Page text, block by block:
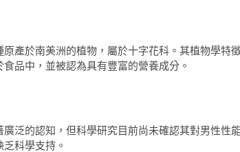
產於南美洲的植物，屬於十字花科。其植物學特
品中，並被認為具有豐富的營養成分。
泛的認知，但科學研究目前尚未確認其對男性性
科學支持。